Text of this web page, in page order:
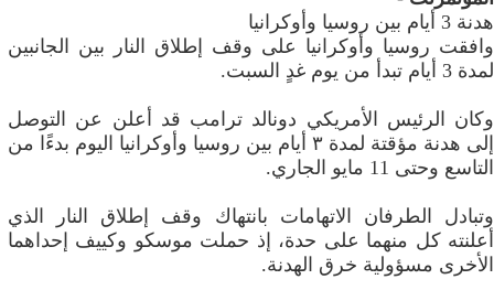
هدنة 3 أيام بين روسيا وأوكرانيا
وافقت روسيا وأوكرانيا على وقف إطلاق النار بين الجانبين
لمدة 3 أيام تبدأ من يوم غدٍ السبت.
وكان ​الرئيس ​الأمريكي دونالد ترامب قد أعلن عن التوصل
إلى هدنة مؤقتة لمدة ٣ أيام بين روسيا وأوكرانيا اليوم بدءًا ⁠من
التاسع وحتى 11 مايو الجاري.
وتبادل الطرفان الاتهامات ‌بانتهاك وقف إطلاق ​النار ⁠الذي
أعلنته كل ​منهما على حدة، إذ ‌حملت موسكو وكييف ​إحداهما
الأخرى مسؤولية خرق الهدنة.